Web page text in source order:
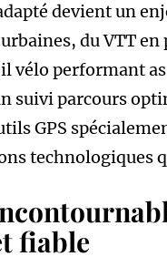
devient un
du VTT
vélo performant
suivi parcours
GPS
technologiques
fiable